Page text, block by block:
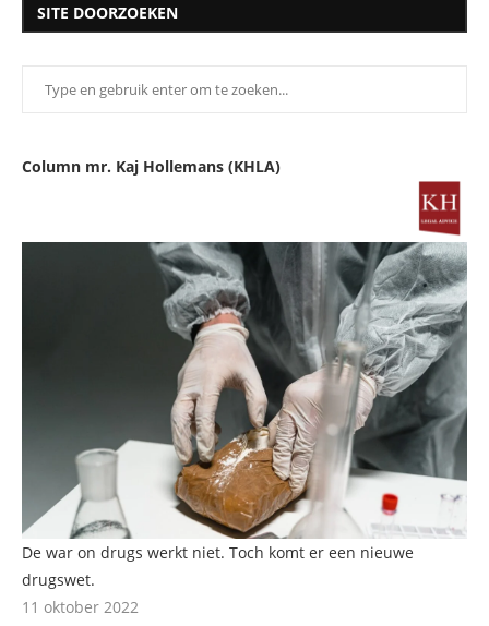
SITE DOORZOEKEN
Column mr. Kaj Hollemans (KHLA)
De war on drugs werkt niet. Toch komt er een nieuwe
drugswet.
11 oktober 2022